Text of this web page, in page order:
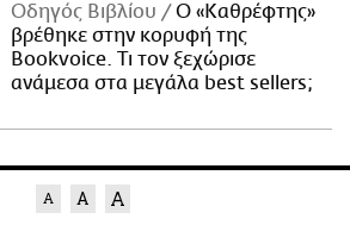
Οδηγός Βιβλίου
Ο «Καθρέφτης»
βρέθηκε στην κορυφή της
Bookvoice. Τι τον ξεχώρισε
ανάμεσα στα μεγάλα best sellers;